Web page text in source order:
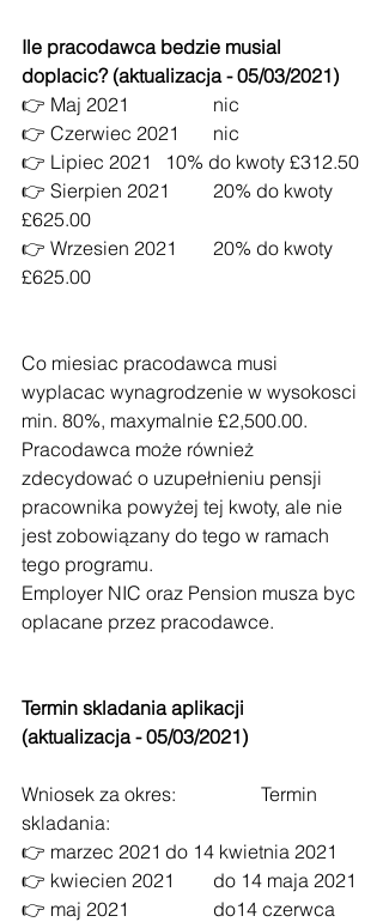
Ile pracodawca bedzie musial
doplacic? (aktualizacja - 05/03/2021)
👉 Maj 2021		nic
👉 Czerwiec 2021	nic
👉 Lipiec 2021	10% do kwoty £312.50
👉 Sierpien 2021	20% do kwoty
£625.00
👉 Wrzesien 2021	20% do kwoty
£625.00
Co miesiac pracodawca musi
wyplacac wynagrodzenie w wysokosci
min. 80%, maxymalnie £2,500.00.
Pracodawca może również
zdecydować o uzupełnieniu pensji
pracownika powyżej tej kwoty, ale nie
jest zobowiązany do tego w ramach
tego programu.
Employer NIC oraz Pension musza byc
oplacane przez pracodawce.
Termin skladania aplikacji
(aktualizacja - 05/03/2021)
Wniosek za okres:		Termin
skladania:
👉 marzec 2021	do 14 kwietnia 2021
👉 kwiecien 2021	do 14 maja 2021
👉 maj 2021		do14 czerwca